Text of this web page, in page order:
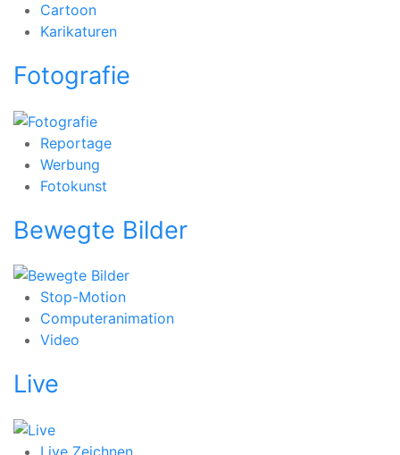
Cartoon
Karikaturen
Fotografie
Reportage
Werbung
Fotokunst
Bewegte Bilder
Stop-Motion
Computeranimation
Video
Live